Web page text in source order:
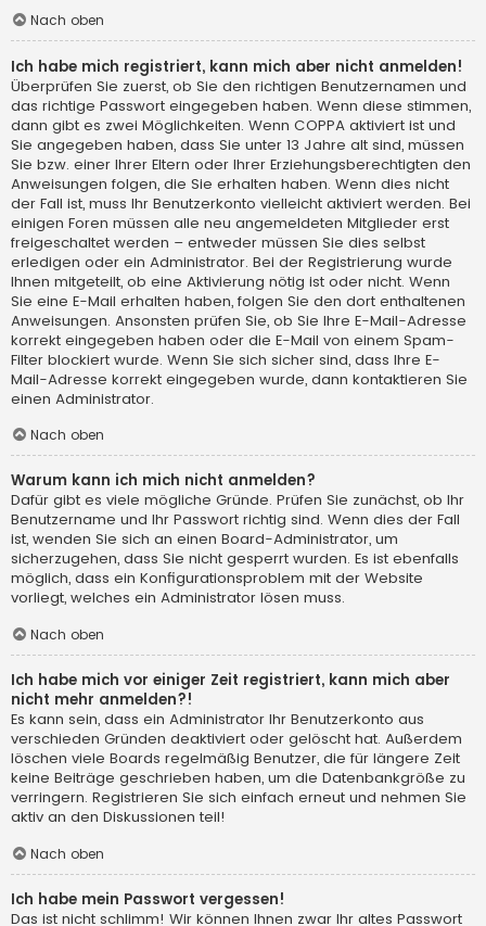
Nach oben
Ich habe mich registriert, kann mich aber nicht anmelden!
Überprüfen Sie zuerst, ob Sie den richtigen Benutzernamen und
das richtige Passwort eingegeben haben. Wenn diese stimmen,
dann gibt es zwei Möglichkeiten. Wenn COPPA aktiviert ist und
Sie angegeben haben, dass Sie unter 13 Jahre alt sind, müssen
Sie bzw. einer Ihrer Eltern oder Ihrer Erziehungsberechtigten den
Anweisungen folgen, die Sie erhalten haben. Wenn dies nicht
der Fall ist, muss Ihr Benutzerkonto vielleicht aktiviert werden. Bei
einigen Foren müssen alle neu angemeldeten Mitglieder erst
freigeschaltet werden – entweder müssen Sie dies selbst
erledigen oder ein Administrator. Bei der Registrierung wurde
Ihnen mitgeteilt, ob eine Aktivierung nötig ist oder nicht. Wenn
Sie eine E-Mail erhalten haben, folgen Sie den dort enthaltenen
Anweisungen. Ansonsten prüfen Sie, ob Sie Ihre E-Mail-Adresse
korrekt eingegeben haben oder die E-Mail von einem Spam-
Filter blockiert wurde. Wenn Sie sich sicher sind, dass Ihre E-
Mail-Adresse korrekt eingegeben wurde, dann kontaktieren Sie
einen Administrator.
Nach oben
Warum kann ich mich nicht anmelden?
Dafür gibt es viele mögliche Gründe. Prüfen Sie zunächst, ob Ihr
Benutzername und Ihr Passwort richtig sind. Wenn dies der Fall
ist, wenden Sie sich an einen Board-Administrator, um
sicherzugehen, dass Sie nicht gesperrt wurden. Es ist ebenfalls
möglich, dass ein Konfigurationsproblem mit der Website
vorliegt, welches ein Administrator lösen muss.
Nach oben
Ich habe mich vor einiger Zeit registriert, kann mich aber
nicht mehr anmelden?!
Es kann sein, dass ein Administrator Ihr Benutzerkonto aus
verschieden Gründen deaktiviert oder gelöscht hat. Außerdem
löschen viele Boards regelmäßig Benutzer, die für längere Zeit
keine Beiträge geschrieben haben, um die Datenbankgröße zu
verringern. Registrieren Sie sich einfach erneut und nehmen Sie
aktiv an den Diskussionen teil!
Nach oben
Ich habe mein Passwort vergessen!
Das ist nicht schlimm! Wir können Ihnen zwar Ihr altes Passwort